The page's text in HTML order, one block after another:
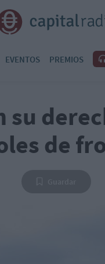
EVENTOS PREMIOS
su
de